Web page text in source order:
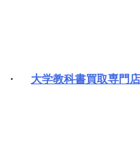
・ 大学教科書買取専門